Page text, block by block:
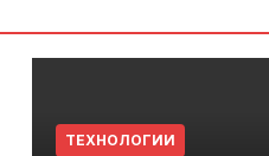
ТЕХНОЛОГИИ